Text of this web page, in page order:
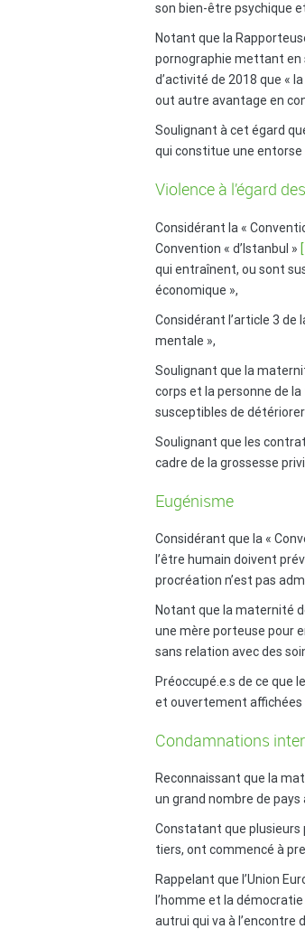
son bien-être psychique
Notant que la
pornographie mettant en
d’activité de 2018 que «
out autre avantage en
Soulignant à cet égard
qui constitue une
Violence à l’égard
Considérant la «
Convention « d’Istanbul »
qui entraînent, ou sont
économique »,
Considérant l’article 3 de
mentale »,
Soulignant que la
corps et la personne de
susceptibles de
Soulignant que les
cadre de la grossesse
Eugénisme
Considérant que la «
l’être humain doivent
procréation n’est pas
Notant que la maternité
une mère porteuse pour
sans relation avec des
Préoccupé.e.s de ce que
et ouvertement
Condamnations
Reconnaissant que la
un grand nombre de pays
Constatant que plusieurs
tiers, ont commencé à
Rappelant que l’Union
l’homme et la
autrui qui va à